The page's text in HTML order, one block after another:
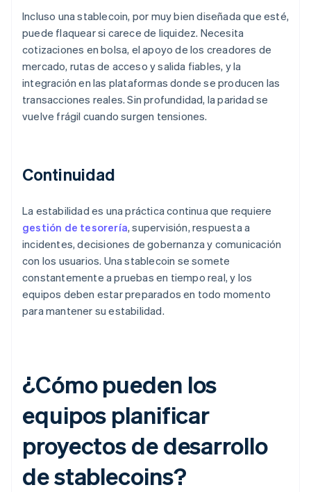
Incluso una stablecoin, por muy bien diseñada que esté,
puede flaquear si carece de liquidez. Necesita
cotizaciones en bolsa, el apoyo de los creadores de
mercado, rutas de acceso y salida fiables, y la
integración en las plataformas donde se producen las
transacciones reales. Sin profundidad, la paridad se
vuelve frágil cuando surgen tensiones.
Continuidad
La estabilidad es una práctica continua que requiere
gestión de tesorería, supervisión, respuesta a
incidentes, decisiones de gobernanza y comunicación
con los usuarios. Una stablecoin se somete
constantemente a pruebas en tiempo real, y los
equipos deben estar preparados en todo momento
para mantener su estabilidad.
¿Cómo pueden los
equipos planificar
proyectos de desarrollo
de stablecoins?